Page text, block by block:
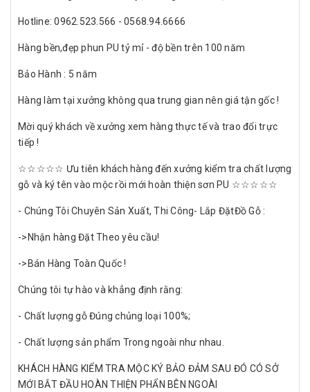
Hotline: 0962.523.566 - 0568.94.6666
Hàng bền,đẹp phun PU tỷ mỉ - độ bền trên 100 năm
Bảo Hành : 5 năm
Hàng làm tại xưởng không qua trung gian nên giá tận gốc !
Mời quý khách về xưởng xem hàng thực tế và trao đổi trực
tiếp !
☆☆☆☆☆ Ưu tiên khách hàng đến xưởng kiểm tra chất lượng
gỗ và ký tên vào mộc rồi mới hoàn thiện sơn PU ☆☆☆☆☆
- Chúng Tôi Chuyên Sản Xuất, Thi Công- Lắp ĐặtĐồ Gỗ :
->Nhận hàng Đặt Theo yêu cầu!
->Bán Hàng Toàn Quốc !
Chúng tôi tự hào và khẳng định rằng:
- Chất lượng gỗ Đúng chủng loại 100%;
- Chất lượng sản phẩm Trong ngoài như nhau.
KHÁCH HÀNG KIỂM TRA MỘC KÝ BẢO ĐẢM SAU ĐÓ CÓ SỞ
MỚI BẮT ĐẦU HOÀN THIỆN PHẨN BÊN NGOÀI